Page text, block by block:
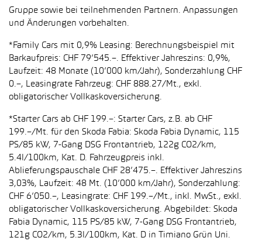
Gruppe sowie bei teilnehmenden Partnern. Anpassungen
und Änderungen vorbehalten.
*Family Cars mit 0,9% Leasing: Berechnungsbeispiel mit
Barkaufpreis: CHF 79’545.–. Effektiver Jahreszins: 0,9%,
Laufzeit: 48 Monate (10’000 km/Jahr), Sonderzahlung CHF
0.–, Leasingrate Fahrzeug: CHF 888.27/Mt., exkl.
obligatorischer Vollkaskoversicherung.
*Starter Cars ab CHF 199.–: Starter Cars, z.B. ab CHF
199.–/Mt. für den Skoda Fabia: Skoda Fabia Dynamic, 115
PS/85 kW, 7-Gang DSG Frontantrieb, 122g CO2/km,
5.4l/100km, Kat. D. Fahrzeugpreis inkl.
Ablieferungspauschale CHF 28’475.–. Effektiver Jahreszins
3,03%, Laufzeit: 48 Mt. (10’000 km/Jahr), Sonderzahlung:
CHF 6’050.–, Leasingrate: CHF 199.–/Mt., inkl. MwSt., exkl.
obligatorischer Vollkaskoversicherung. Abgebildet: Skoda
Fabia Dynamic, 115 PS/85 kW, 7-Gang DSG Frontantrieb,
121g CO2/km, 5.3l/100km, Kat. D in Timiano Grün Uni.